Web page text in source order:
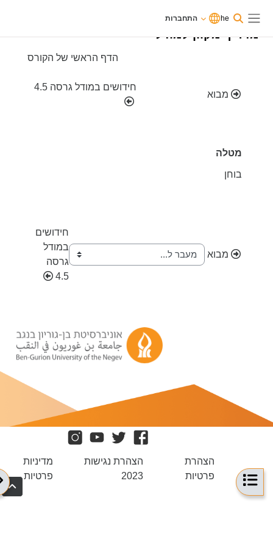
he התחברות כרגע
אורחים
תצוגת רשימת הנושאים בקורס
מדריך מקוון למודל
תקציר יחידת-הוראההדף הראשי של הקורס
מבוא
חידושים במודל גרסה 4.5
מטלה
בוחן
מבוא
חידושים
במודל
גרסה
4.5
הצהרת
פרטיות
הצהרת נגישות
2023
מדיניות
פרטיות